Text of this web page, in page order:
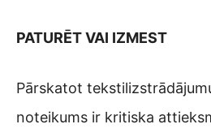
PATURĒT VAI IZMEST
Pārskatot
noteikums ir kritiska